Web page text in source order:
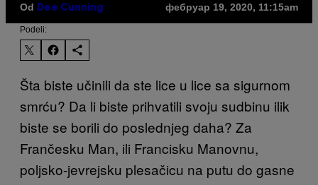
Od Dee Cunning фебруар 19, 2020, 11:15am
Podeli:
Šta biste učinili da ste lice u lice sa sigurnom
smrću? Da li biste prihvatili svoju sudbinu ilik
biste se borili do poslednjeg daha? Za
Frančesku Man, ili Francisku Manovnu,
poljsko-jevrejsku plesačicu na putu do gasne